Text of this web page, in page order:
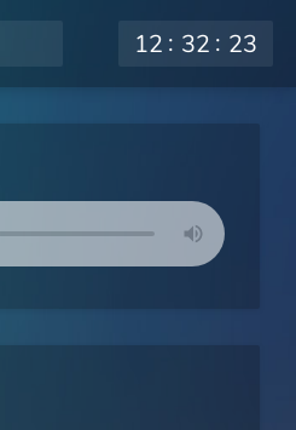
12 32 24